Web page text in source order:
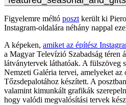
Figyelemre méltó posztkerült ki
Instagram-oldalára néhány nappal
A képeken, amiket az építész
a Magyar Televízió Szabadság téren
látványtervek láthatóak. A fülszöveg
Nemzeti Galéria tervei, amelyeket az
Tőzsdepalotához készített. A
valamint kimunkált grafikák
hogy valódi megvalósítási tervek